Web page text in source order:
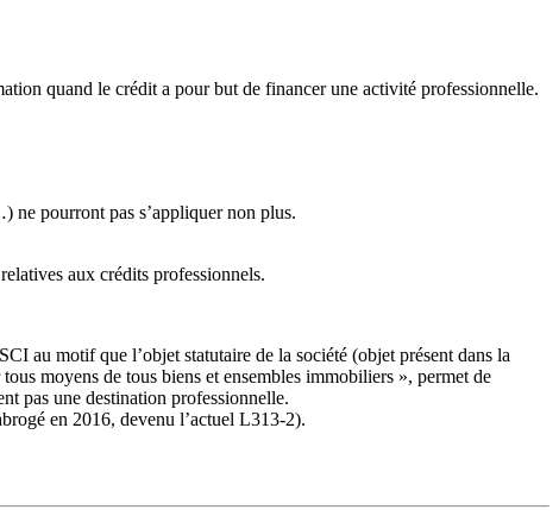
quand le crédit a pour but de financer une activité professionnelle.
ne pourront pas s’appliquer non plus.
aux crédits professionnels.
au motif que l’objet statutaire de la société (objet présent dans la
moyens de tous biens et ensembles immobiliers », permet de
pas une destination professionnelle.
en 2016, devenu l’actuel L313-2).